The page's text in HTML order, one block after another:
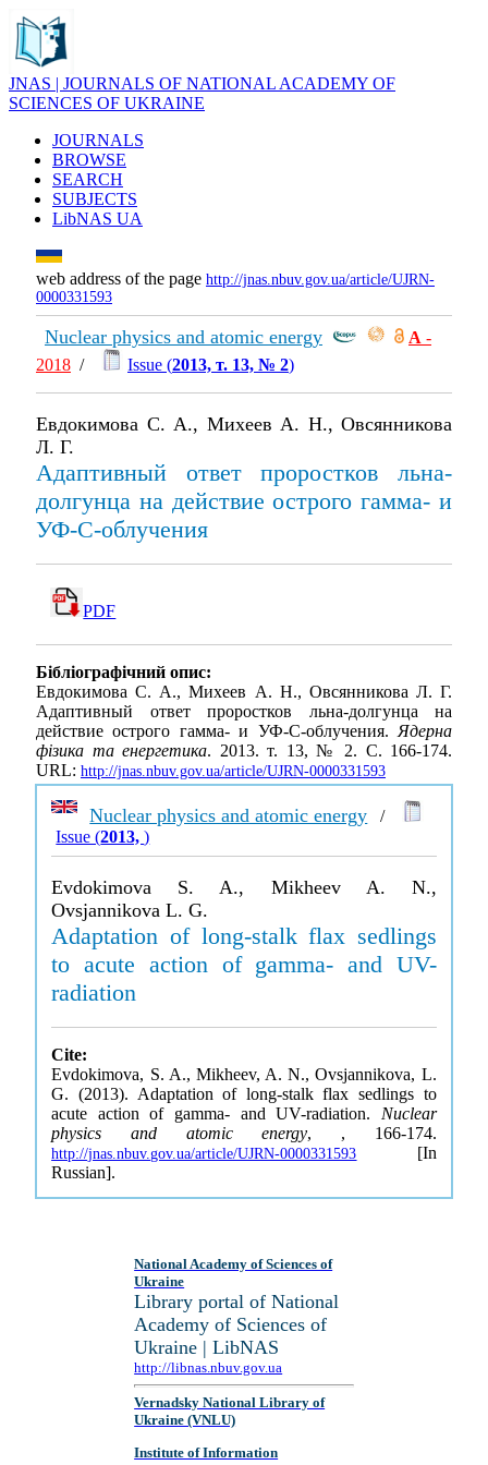
JNAS | JOURNALS OF NATIONAL ACADEMY OF
SCIENCES OF UKRAINE
JOURNALS
BROWSE
SEARCH
SUBJECTS
LibNAS UA
web address of the page http://jnas.nbuv.gov.ua/article/UJRN-
0000331593
Nuclear physics and atomic energy А -
2018 / Issue (2013, т. 13, № 2)
Евдокимова С. А., Михеев А. Н., Овсянникова
Л. Г.
Адаптивный ответ проростков льна-
долгунца на действие острого гамма- и
УФ-С-облучения
PDF
Бібліографічний опис:
Евдокимова С. А., Михеев А. Н., Овсянникова Л. Г.
Адаптивный ответ проростков льна-долгунца на
действие острого гамма- и УФ-С-облучения. Ядерна
фізика та енергетика. 2013. т. 13, № 2. С. 166-174.
URL: http://jnas.nbuv.gov.ua/article/UJRN-0000331593
Nuclear physics and atomic energy /
Issue (2013,)
Evdokimova S. A., Mikheev A. N.,
Ovsjannikova L. G.
Adaptation of long-stalk flax sedlings
to acute action of gamma- and UV-
radiation
Cite:
Evdokimova, S. A., Mikheev, A. N., Ovsjannikova, L.
G. (2013). Adaptation of long-stalk flax sedlings to
acute action of gamma- and UV-radiation. Nuclear
physics and atomic energy, , 166-174.
http://jnas.nbuv.gov.ua/article/UJRN-0000331593 [In
Russian].
National Academy of Sciences of
Ukraine
Library portal of National
Academy of Sciences of
Ukraine | LibNAS
http://libnas.nbuv.gov.ua
Vernadsky National Library of
Ukraine (VNLU)
Institute of Information